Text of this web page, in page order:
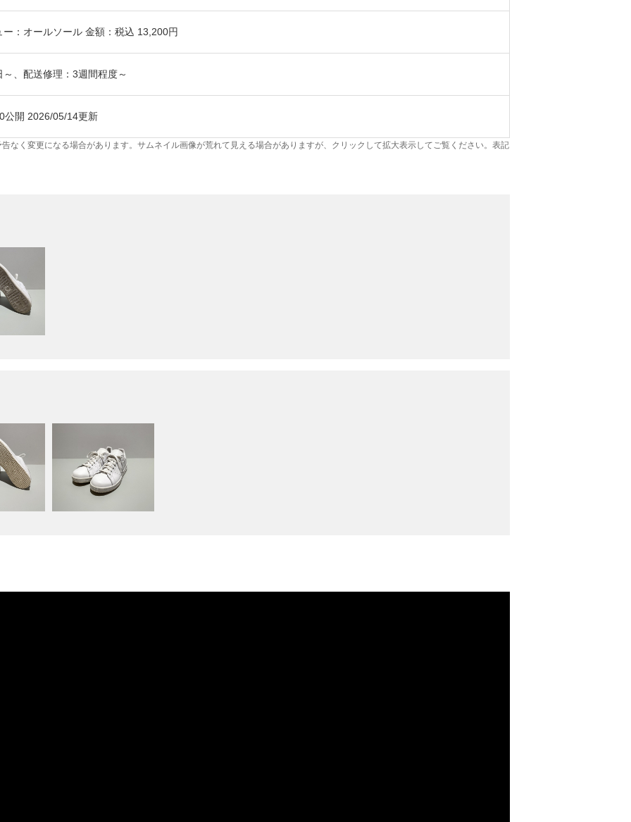
ー：オールソール 金額：税込 13,200円
～、配送修理：3週間程度～
公開 2026/05/14更新
なく変更になる場合があります。サムネイル画像が荒れて見える場合がありますが、クリックして拡大表示してご覧ください。表記